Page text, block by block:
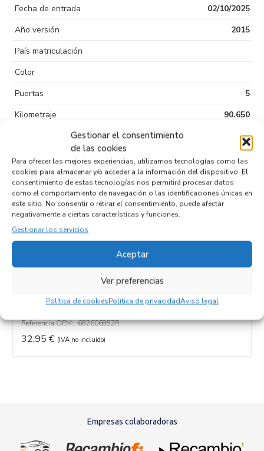
Gestionar el consentimiento
de las cookies
Para ofrecer las mejores experiencias, utilizamos tecnologías como las
cookies para almacenar y/o acceder a la información del dispositivo. El
consentimiento de estas tecnologías nos permitirá procesar datos
como el comportamiento de navegación o las identificaciones únicas en
este sitio. No consentir o retirar el consentimiento, puede afectar
negativamente a ciertas características y funciones.
Gestionar los servicios
Aceptar
Ver preferencias
Política de cookiesPolítica de privacidadAviso legal
Fecha de entrada
02/10/2025
Año versión
2015
País matriculación
Color
Puertas
5
Kilometraje
90.650
Diesel
Código motor
K9KC6
Código cambio
Productos relacionados
WARNING 682606882R
Recambios DACIADOKKERK9KC6
Referencia OEM: 682606882R
32,95 € (IVA no incluído)
Empresas colaboradoras